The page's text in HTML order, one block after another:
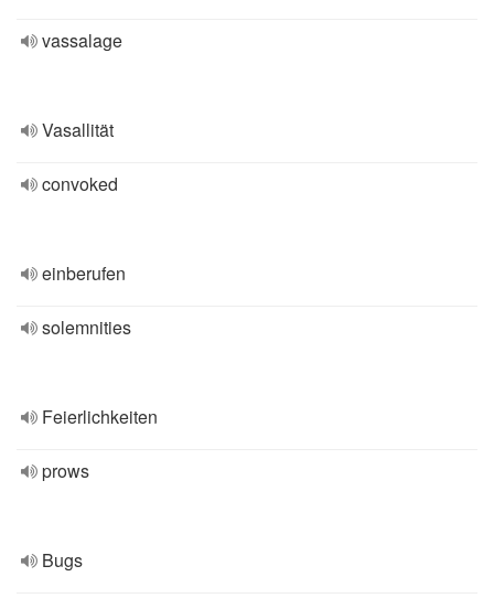
vassalage
Vasallität
convoked
einberufen
solemnities
Feierlichkeiten
prows
Bugs